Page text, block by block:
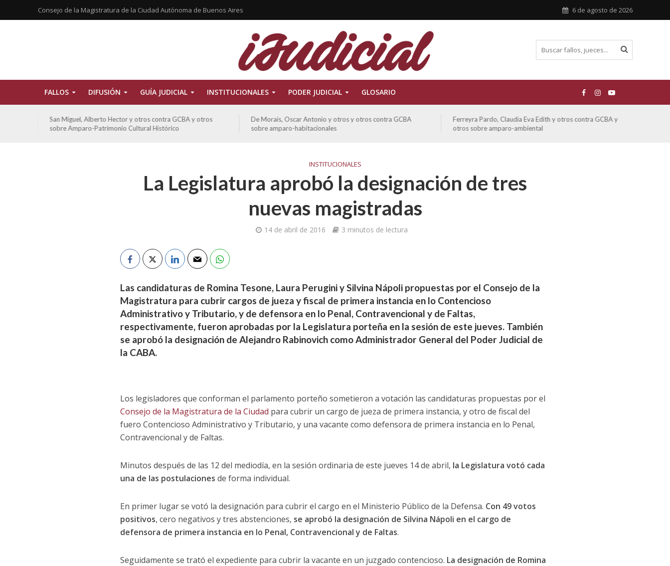
Consejo de la Magistratura de la Ciudad Autónoma de Buenos Aires 6 de agosto de 2026
FALLOS DIFUSIÓN GUÍA JUDICIAL INSTITUCIONALES PODER JUDICIAL GLOSARIO
San Miguel, Alberto Hector y otros contra GCBA y otros
sobre Amparo-Patrimonio Cultural Histórico
De Morais, Oscar Antonio y otros y otros contra GCBA
sobre amparo-habitacionales
Ferreyra Pardo, Claudia Eva Edith y otros contra GCBA y
otros sobre amparo-ambiental
INSTITUCIONALES
La Legislatura aprobó la designación de tres
nuevas magistradas
14 de abril de 2016 3 minutos de lectura
Las candidaturas de Romina Tesone, Laura Perugini y Silvina Nápoli propuestas por el Consejo de la
Magistratura para cubrir cargos de jueza y fiscal de primera instancia en lo Contencioso
Administrativo y Tributario, y de defensora en lo Penal, Contravencional y de Faltas,
respectivamente, fueron aprobadas por la Legislatura porteña en la sesión de este jueves. También
se aprobó la designación de Alejandro Rabinovich como Administrador General del Poder Judicial de
la CABA.
Los legisladores que conforman el parlamento porteño sometieron a votación las candidaturas propuestas por el
Consejo de la Magistratura de la Ciudad para cubrir un cargo de jueza de primera instancia, y otro de fiscal del
fuero Contencioso Administrativo y Tributario, y una vacante como defensora de primera instancia en lo Penal,
Contravencional y de Faltas.
Minutos después de las 12 del mediodía, en la sesión ordinaria de este jueves 14 de abril, la Legislatura votó cada
una de las postulaciones de forma individual.
En primer lugar se votó la designación para cubrir el cargo en el Ministerio Público de la Defensa. Con 49 votos
positivos, cero negativos y tres abstenciones, se aprobó la designación de Silvina Nápoli en el cargo de
defensora de primera instancia en lo Penal, Contravencional y de Faltas.
Seguidamente se trató el expediente para cubrir la vacante en un juzgado contencioso. La designación de Romina